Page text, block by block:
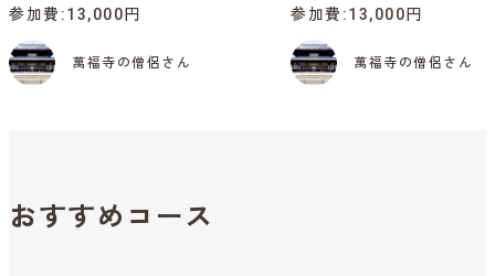
参加費 13,000円
萬福寺の僧侶さん
参加費 13,000円
萬福寺の僧侶さん
おすすめコース